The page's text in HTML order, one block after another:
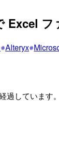
Excel フ
Alteryx
過しています